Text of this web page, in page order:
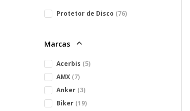
Protetor de Disco (76)
Marcas
Acerbis (5)
AMX (7)
Anker (3)
Biker (19)